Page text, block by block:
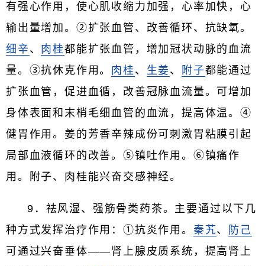
有强心作用，使心肌收缩力加强，心率加快，心
输出量增加。②扩张血管、改善循环、抗缺氧。
细辛 、 肉桂都能扩张血管，增加冠状动脉的血流
量。③抗休克作用。
肉桂 、 生姜、 附子都能通过
扩张血管，促进血循，改善冠脉血流量。可增加
身体表面和末梢毛细血管的血流，提高体温。④
健胃作用。姜的芳香辛辣成份可刺激胃粘膜引起
局部血液循环的改善。⑤镇吐作用。⑥镇痛作
用。附子、肉桂能兴奋交感神经。
9．祛风湿、强筋骨类药茶。主要通过以下几
种方式发挥治疗作用：①抗炎作用。 秦艽、
防己
可通过兴奋垂体——肾上腺皮质系统，提高肾上